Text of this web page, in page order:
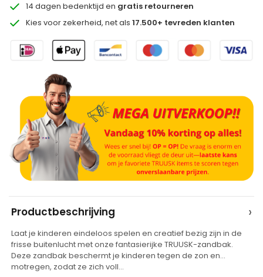
14 dagen bedenktijd en gratis retourneren
Kies voor zekerheid, net als17.500+ tevreden klanten
t
e
r
Productbeschrijving ›
Laat je kinderen eindeloos spelen en creatief bezig zijn in de
frisse buitenlucht met onze fantasierijke TRUUSK-zandbak.
Deze zandbak beschermt je kinderen tegen de zon en
motregen, zodat ze zich voll…